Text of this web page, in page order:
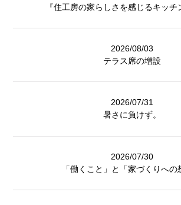
『住工房の家らしさを感じるキッチ
2026/08/03
テラス席の増設
2026/07/31
暑さに負けず。
2026/07/30
「働くこと」と「家づくりへの